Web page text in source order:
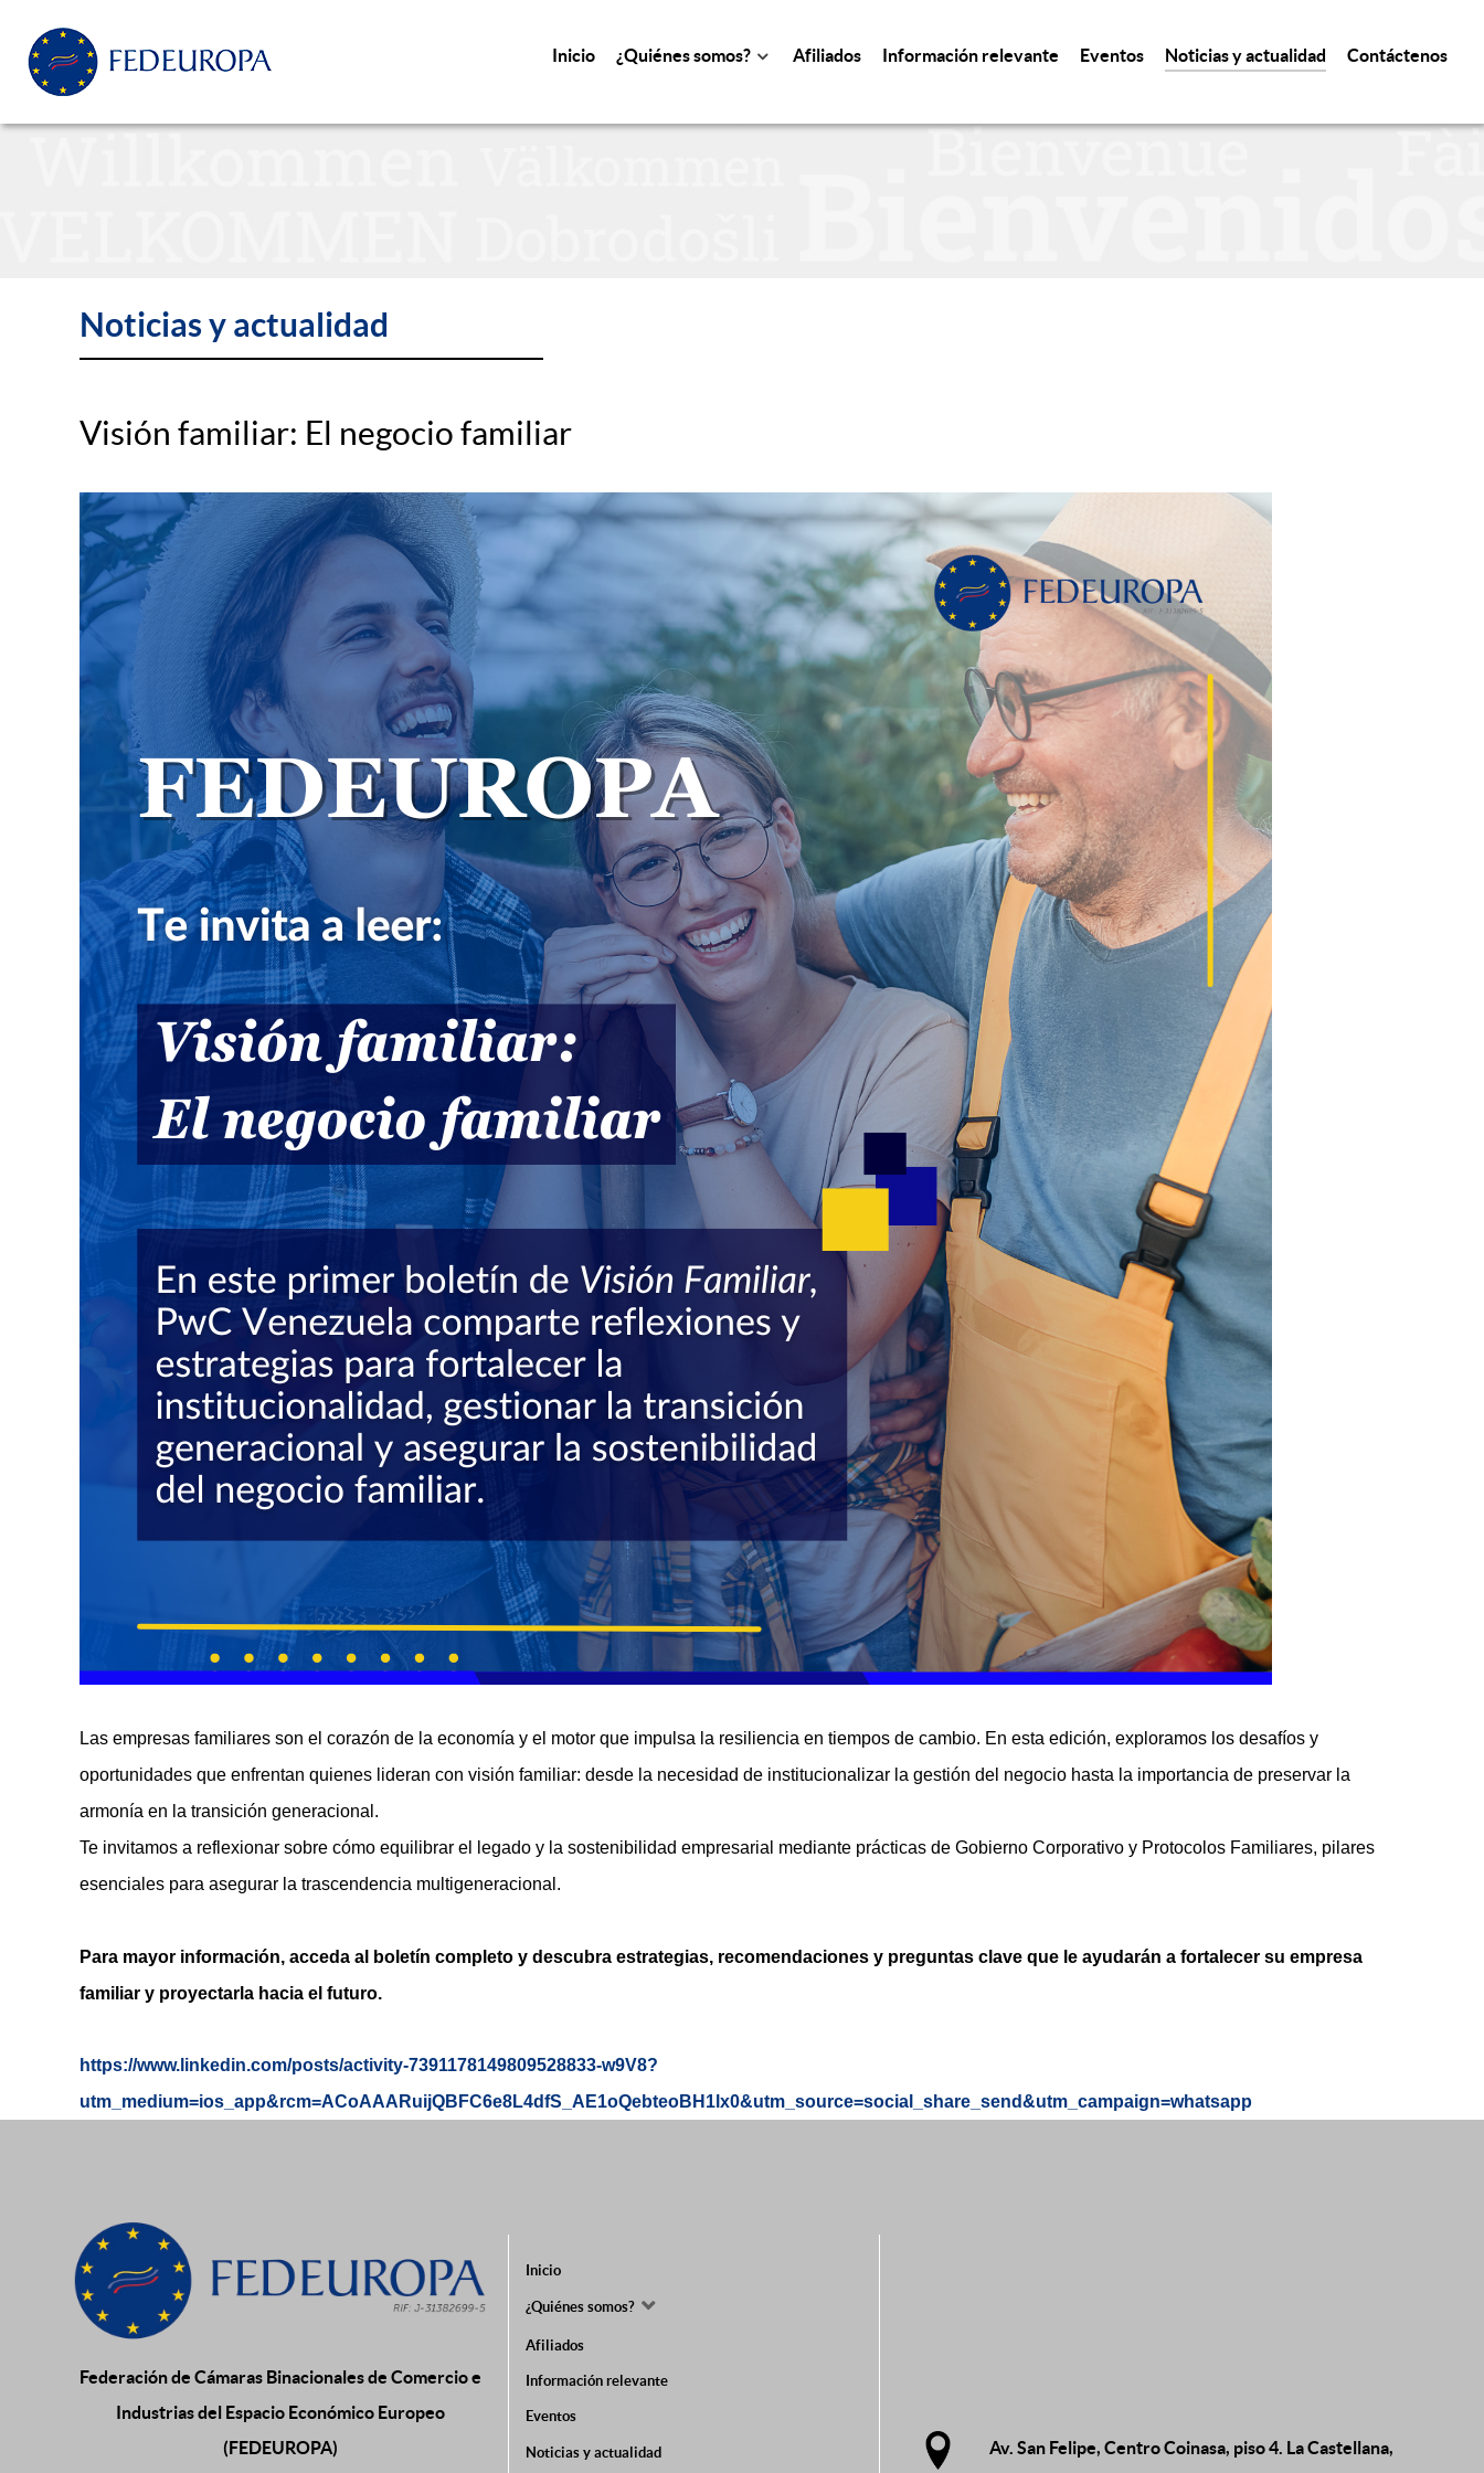
Inicio ¿Quiénes somos? Afiliados Información relevante Eventos Noticias y actualidad Contáctenos
Noticias y actualidad
Visión familiar: El negocio familiar
Las empresas familiares son el corazón de la economía y el motor que impulsa la resiliencia en tiempos de cambio. En esta edición, exploramos los desafíos y
oportunidades que enfrentan quienes lideran con visión familiar: desde la necesidad de institucionalizar la gestión del negocio hasta la importancia de preservar la
armonía en la transición generacional.
Te invitamos a reflexionar sobre cómo equilibrar el legado y la sostenibilidad empresarial mediante prácticas de Gobierno Corporativo y Protocolos Familiares, pilares
esenciales para asegurar la trascendencia multigeneracional.
Para mayor información, acceda al boletín completo y descubra estrategias, recomendaciones y preguntas clave que le ayudarán a fortalecer su empresa
familiar y proyectarla hacia el futuro.
https://www.linkedin.com/posts/activity-7391178149809528833-w9V8?
utm_medium=ios_app&rcm=ACoAAARuijQBFC6e8L4dfS_AE1oQebteoBH1lx0&utm_source=social_share_send&utm_campaign=whatsapp
Federación de Cámaras Binacionales de Comercio e
Industrias del Espacio Económico Europeo
(FEDEUROPA)
Inicio
¿Quiénes somos?
Afiliados
Información relevante
Eventos
Noticias y actualidad Av. San Felipe, Centro Coinasa, piso 4. La Castellana,